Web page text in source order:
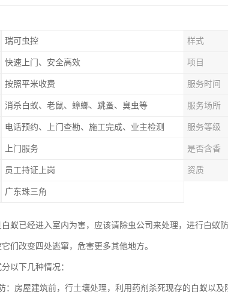
瑞可虫控 样式
快速上门、安全高效 项目
按照平米收费 服务时间
消杀白蚁、老鼠、蟑螂、跳蚤、臭虫等 服务场所
电话预约、上门查勘、施工完成、业主检测 服务等级
上门服务 是否含香
员工持证上岗 资质
广东珠三角
蚁已经进入室内为害，应该请除虫公司来处理，进行白蚁
们改变四处逃窜，危害更多其他地方。
以下几种情况：
：房屋建筑前，行土壤处理，利用药剂杀死现存的白蚁以及